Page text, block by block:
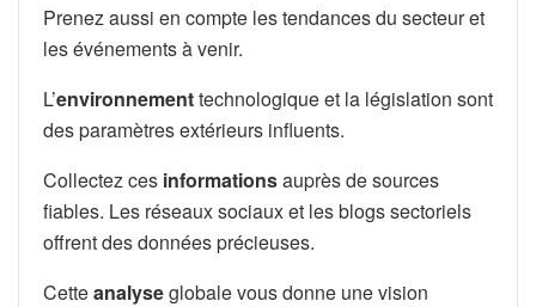
Prenez aussi en compte les tendances du secteur et
les événements à venir.
L’environnementtechnologique et la législation sont
des paramètres extérieurs influents.
Collectez ces informationsauprès de sources
fiables. Les réseaux sociaux et les blogs sectoriels
offrent des données précieuses.
Cetteanalyseglobale vous donne une vision